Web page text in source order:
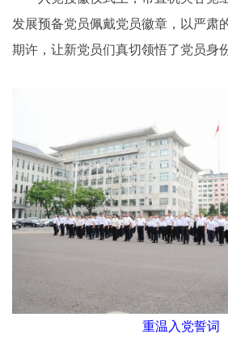
发展预备党员佩戴党员徽章，以严肃
期许，让新党员们真切领悟了党员身
重温入党誓词